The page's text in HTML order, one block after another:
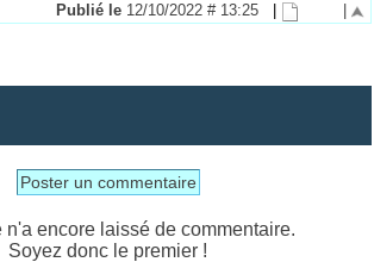
Publié le 12/10/2022 # 13:25
Poster un commentaire
n'a encore laissé de commentaire.
Soyez donc le premier !